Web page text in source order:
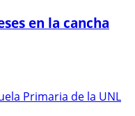
en la cancha